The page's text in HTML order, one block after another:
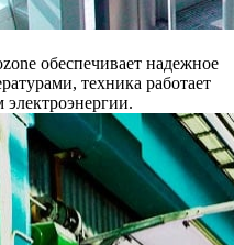
обеспечивает надежное
техника работает